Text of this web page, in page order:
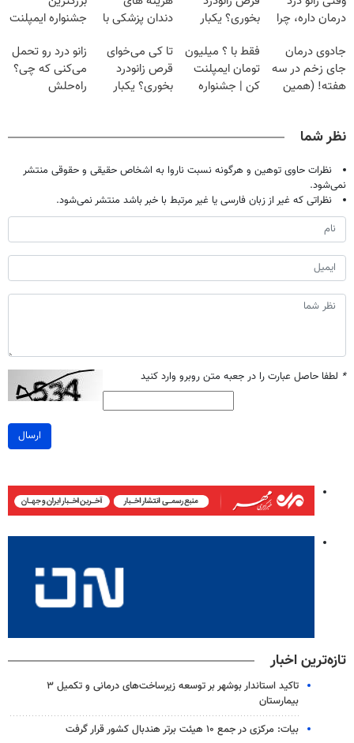
درمان داره، چرا
تحمل میکنی؟❗
بخوری؟ یکبار
کن
دندان پزشکی با
خانگی
جشنواره ایمپلنت
فقط ۲۵ میلیون
جادوی درمان
جای زخم در سه
هفته! (همین
فقط با ؟ میلیون
تومان ایمپلنت
کن | جشنواره
تا کی می‌خوای
قرص زانودرد
بخوری؟ یکبار
زانو درد رو تحمل
می‌کنی که چی؟
راه‌حلش
نظر شما
نظرات حاوی توهین و هرگونه نسبت ناروا به اشخاص حقیقی و حقوقی منتشر
نمی‌شود.
نظراتی که غیر از زبان فارسی یا غیر مرتبط با خبر باشد منتشر نمی‌شود.
* لطفا حاصل عبارت را در جعبه متن روبرو وارد کنید
ارسال
تازه‌ترین اخبار
تاکید استاندار بوشهر بر توسعه زیرساخت‌های درمانی و تکمیل ۳
بیمارستان
بیات: مرکزی در جمع ۱۰ هیئت برتر هندبال کشور قرار گرفت